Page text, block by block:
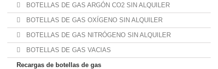
BOTELLAS DE GAS ARGÓN CO2 SIN ALQUILER
BOTELLAS DE GAS OXÍGENO SIN ALQUILER
BOTELLAS DE GAS NITRÓGENO SIN ALQUILER
BOTELLAS DE GAS VACIAS
Recargas de botellas de gas